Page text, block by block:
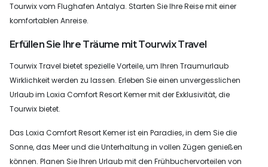
Tourwix vom Flughafen Antalya. Starten Sie Ihre Reise mit einer
komfortablen Anreise.
Erfüllen Sie Ihre Träume mit Tourwix Travel
Tourwix Travel bietet spezielle Vorteile, um Ihren Traumurlaub
Wirklichkeit werden zu lassen. Erleben Sie einen unvergesslichen
Urlaub im Loxia Comfort Resort Kemer mit der Exklusivität, die
Tourwix bietet.
Das Loxia Comfort Resort Kemer ist ein Paradies, in dem Sie die
Sonne, das Meer und die Unterhaltung in vollen Zügen genießen
können. Planen Sie Ihren Urlaub mit den Frühbuchervorteilen von